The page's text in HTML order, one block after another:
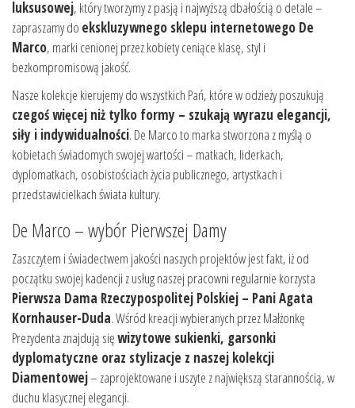
luksusowej, który tworzymy z pasją i najwyższą dbałością o detale –
zapraszamy do ekskluzywnego sklepu internetowego De
Marco, marki cenionej przez kobiety ceniące klasę, styl i
bezkompromisową jakość.
Nasze kolekcje kierujemy do wszystkich Pań, które w odzieży poszukują
czegoś więcej niż tylko formy – szukają wyrazu elegancji,
siły i indywidualności. De Marco to marka stworzona z myślą o
kobietach świadomych swojej wartości – matkach, liderkach,
dyplomatkach, osobistościach życia publicznego, artystkach i
przedstawicielkach świata kultury.
De Marco – wybór Pierwszej Damy
Zaszczytem i świadectwem jakości naszych projektów jest fakt, iż od
początku swojej kadencji z usług naszej pracowni regularnie korzysta
Pierwsza Dama Rzeczypospolitej Polskiej – Pani Agata
Kornhauser-Duda. Wśród kreacji wybieranych przez Małżonkę
Prezydenta znajdują sięwizytowe sukienki, garsonki
dyplomatyczne oraz stylizacje z naszej kolekcji
Diamentowej– zaprojektowane i uszyte z największą starannością, w
duchu klasycznej elegancji.